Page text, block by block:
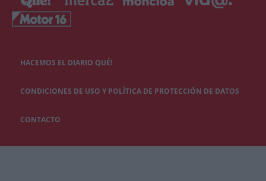
HACEMOS EL DIARIO QUÉ!
CONDICIONES DE USO Y POLÍTICA DE PROTECCIÓN DE DATOS
CONTACTO